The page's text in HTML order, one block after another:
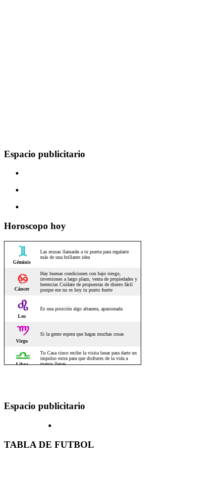
Espacio publicitario
Horoscopo hoy
Espacio publicitario
TABLA DE FUTBOL